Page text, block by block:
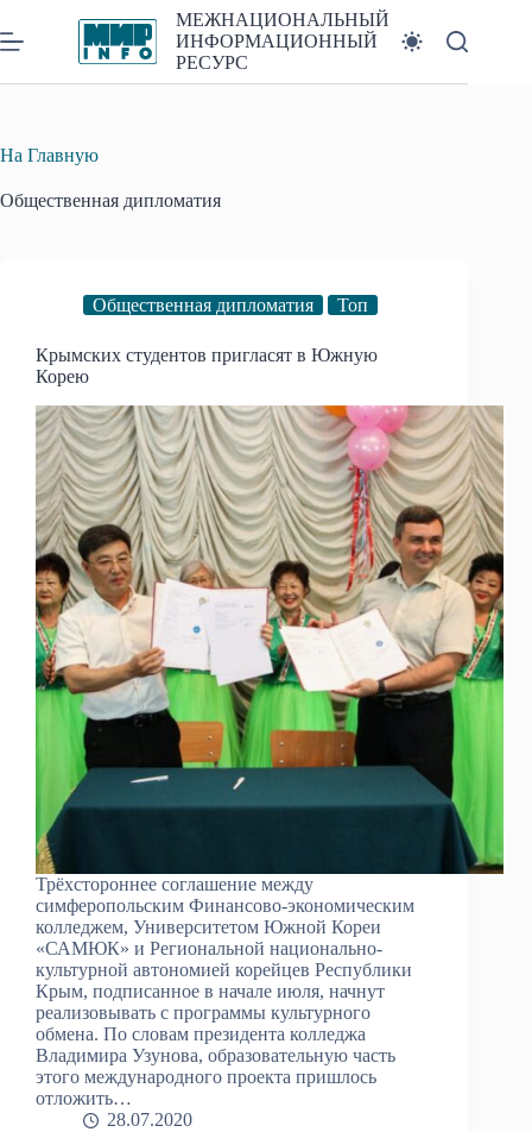
к
сути
МЕЖНАЦИОНАЛЬНЫЙ
ИНФОРМАЦИОННЫЙ
РЕСУРС
На Главную
Общественная дипломатия
Общественная дипломатия Топ
Крымских студентов пригласят в Южную
Корею
Трёхстороннее соглашение между
симферопольским Финансово-экономическим
колледжем, Университетом Южной Кореи
«САМЮК» и Региональной национально-
культурной автономией корейцев Республики
Крым, подписанное в начале июля, начнут
реализовывать с программы культурного
обмена. По словам президента колледжа
Владимира Узунова, образовательную часть
этого международного проекта пришлось
отложить…
28.07.2020